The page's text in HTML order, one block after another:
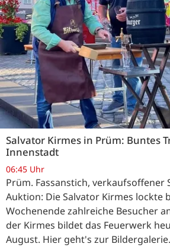
Salvator Kirmes in Prüm: Buntes
Innenstadt
06:45 Uhr
Prüm. Fassanstich, verkaufsoffener
Auktion: Die Salvator Kirmes lockte
Wochenende zahlreiche Besucher
der Kirmes bildet das Feuerwerk
August. Hier geht's zur Bildergalerie.